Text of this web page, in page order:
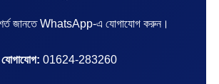
জানতে WhatsApp-এ যোগাযোগ করুন।
যোগাযোগ: 01624-283260